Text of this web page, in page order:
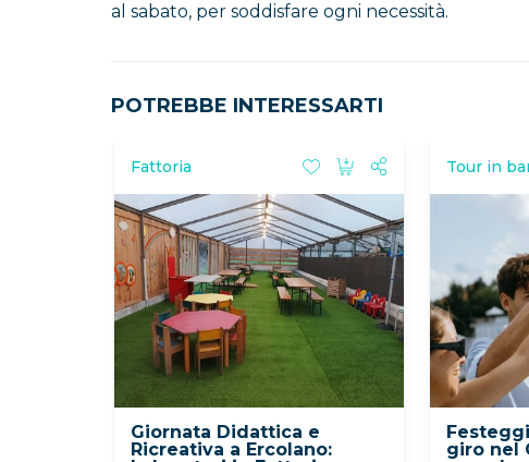
al sabato, per soddisfare ogni necessità.
POTREBBE INTERESSARTI
Tour in
giro nel
Fattoria
Giornata Didattica e
Ricreativa a Ercolano: